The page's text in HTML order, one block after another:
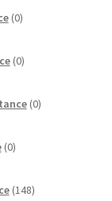
0izdelkov
0izdelkov
0izdelkov
0izdelkov
148izdelkov